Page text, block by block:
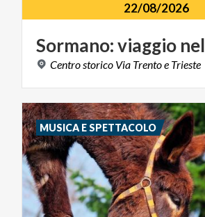
22/08/2026
Sormano:viaggio nel
Centro storico Via Trentoe Trieste
MUSICA E SPETTACOLO